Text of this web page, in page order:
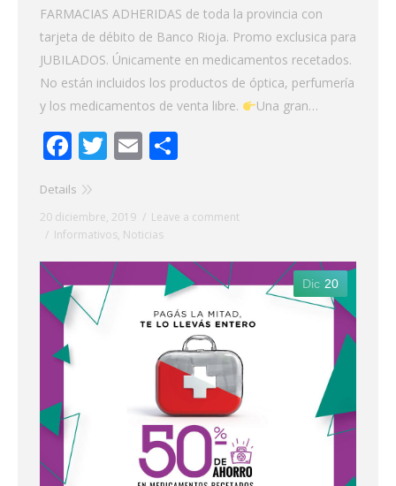
FARMACIAS ADHERIDAS de toda la provincia con
tarjeta de débito de Banco Rioja. Promo exclusica para
JUBILADOS. Únicamente en medicamentos recetados.
No están incluidos los productos de óptica, perfumería
y los medicamentos de venta libre.
Una gran…
Facebook
Twitter
Email
Details
20 diciembre, 2019
Leave a comment
Informativos, Noticias
Dic 20